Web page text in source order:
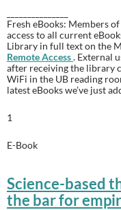
Fresh eBooks: Members
access to all current
Library in full text on the
Remote Access. External
after receiving the library
WiFi in the UB reading
latest eBooks we’ve just
1
E-Book
Science-based
the bar for